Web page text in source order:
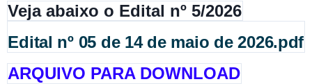
Veja abaixo o Edital nº 5/2026
Edital nº 05 de 14 de maio de 2026.pdf
ARQUIVO PARA DOWNLOAD